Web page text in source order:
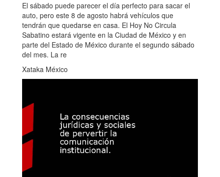
El sábado puede parecer el día perfecto para sacar el
auto, pero este 8 de agosto habrá vehículos que
tendrán que quedarse en casa. El Hoy No Circula
Sabatino estará vigente en la Ciudad de México y en
parte del Estado de México durante el segundo sábado
del mes. La re
Xataka México